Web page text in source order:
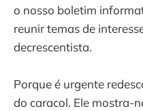
o nosso boletim
reunir temas de
decrescentista.
Porque é urgente
do caracol. Ele mostra-